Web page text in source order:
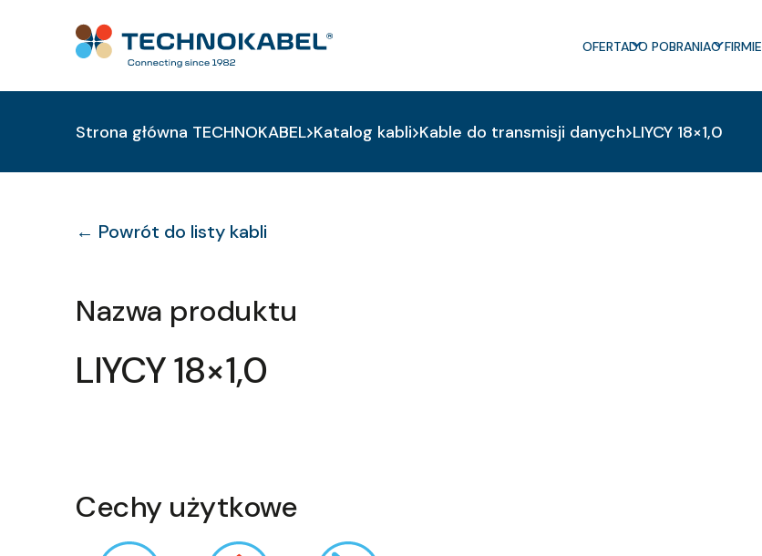
OFERTADO POBRANIAO FIRMIE
Strona główna TECHNOKABEL Katalog kabli Kable do transmisji danych LIYCY 18×1,0
← Powrót do listy kabli
Nazwa produktu
LIYCY 18×1,0
Cechy użytkowe